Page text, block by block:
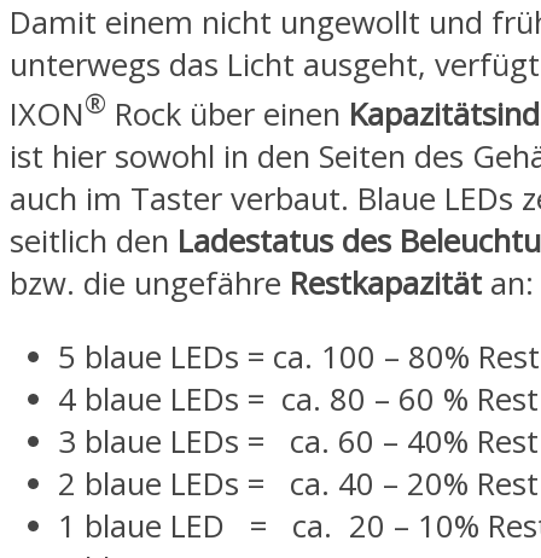
Damit einem nicht ungewollt und
unterwegs das Licht ausgeht,
IXON® Rock über einen
ist hier sowohl in den Seiten des
auch im Taster verbaut. Blaue LEDs
seitlich den Ladestatus des
bzw. die ungefähre Restkapazität an:
5 blaue LEDs = ca. 100 – 80%
4 blaue LEDs = ca. 80 – 60 %
3 blaue LEDs = ca. 60 – 40%
2 blaue LEDs = ca. 40 – 20%
1 blaue LED = ca. 20 – 10%